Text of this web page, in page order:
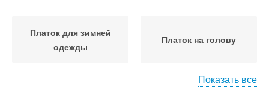
Платок для зимней
одежды
Платок на голову
Показать все